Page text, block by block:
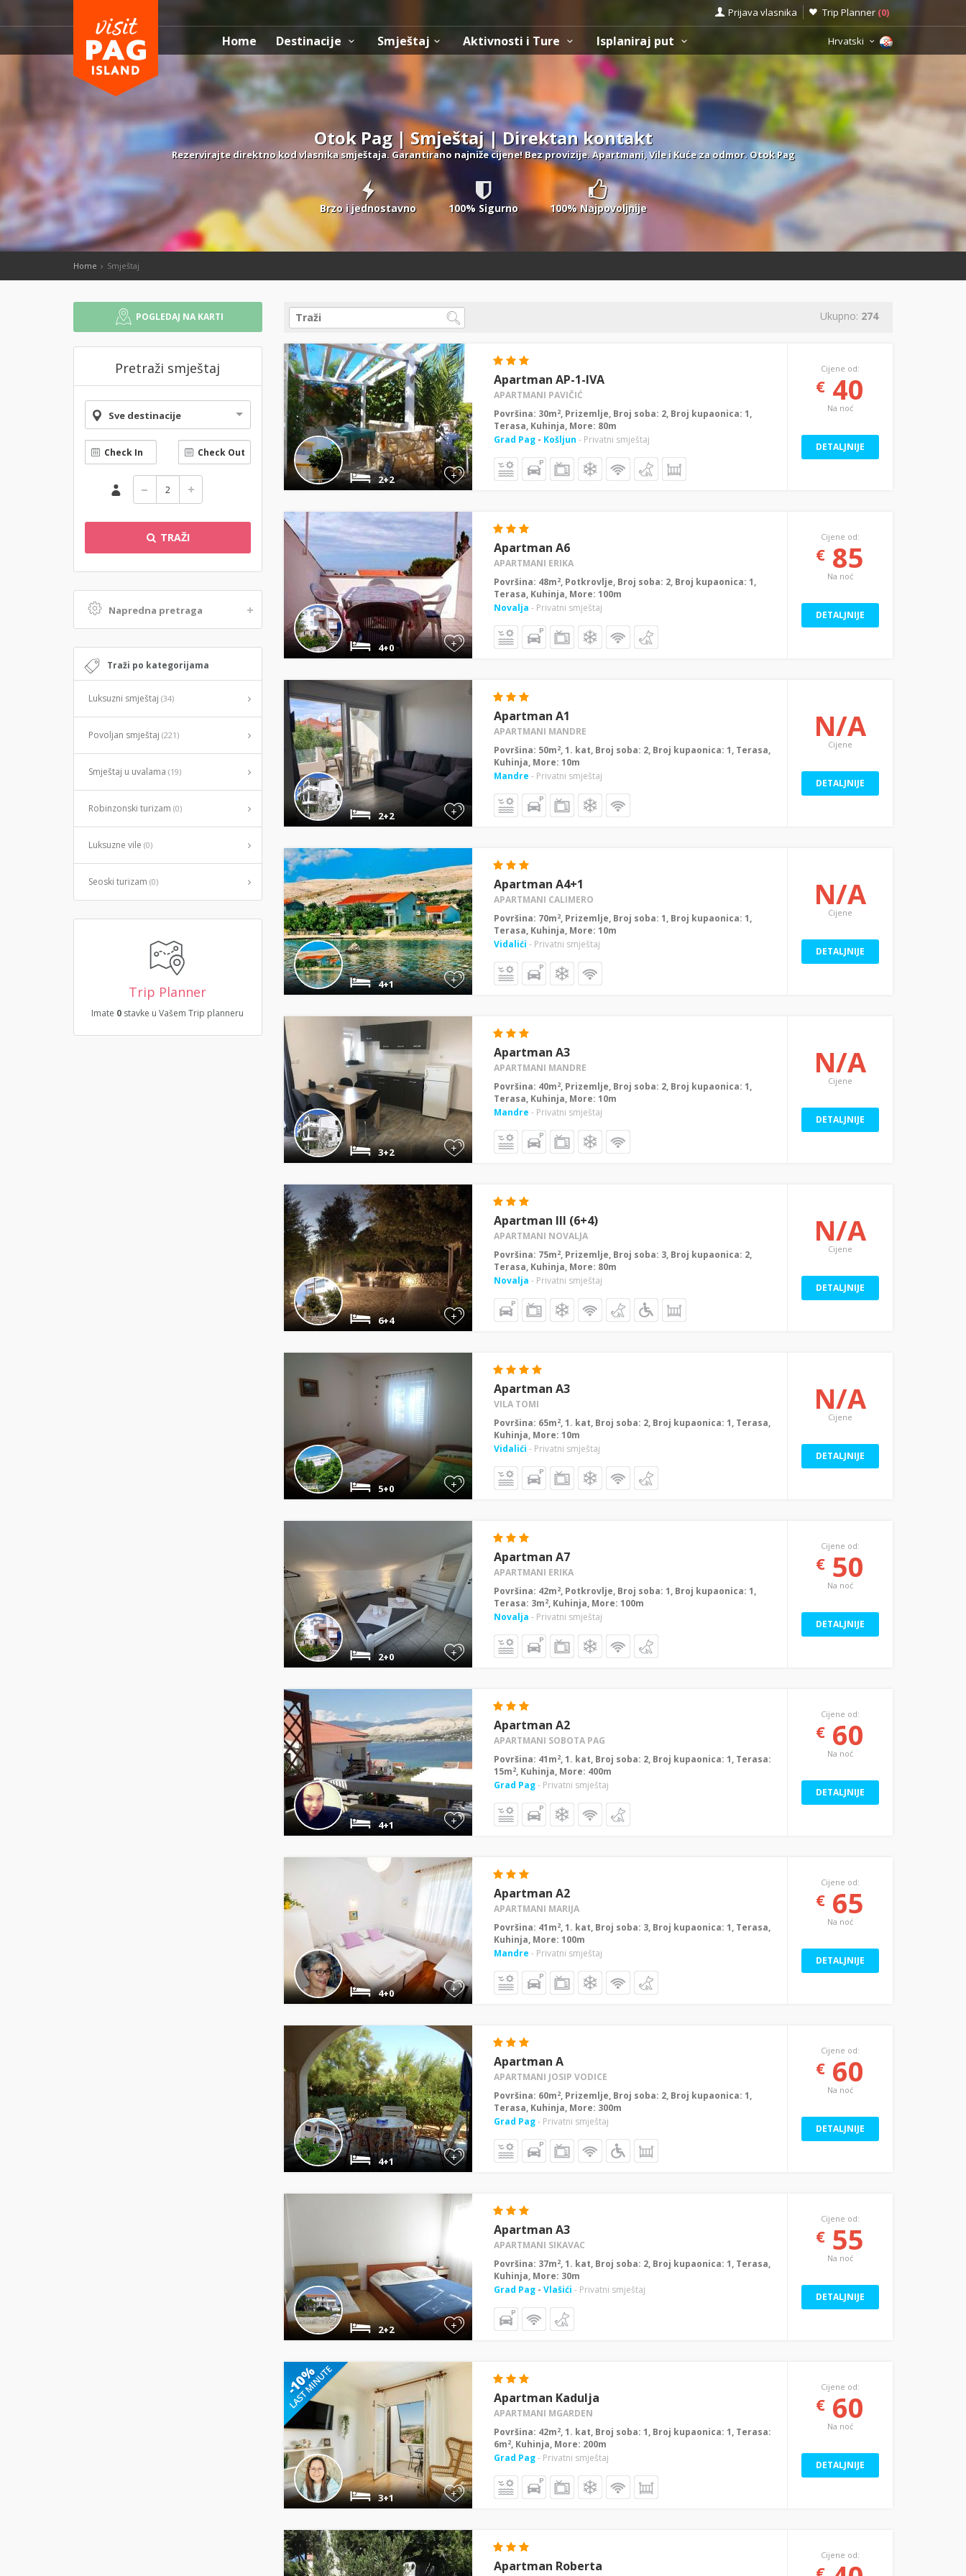
Prijava vlasnika Trip Planner (0)
Home Destinacije Smještaj Aktivnosti i Ture Isplaniraj put Hrvatski
Otok Pag | Smještaj | Direktan kontakt
Rezervirajte direktno kod vlasnika smještaja. Garantirano najniže cijene! Bez provizije. Apartmani, Vile i Kuće za odmor. Otok Pag
Brzo i jednostavno 100% Sigurno 100% Najpovoljnije
Home Smještaj
POGLEDAJ NA KARTI
Pretraži smještaj
Sve destinacije
TRAŽI
Napredna pretraga
Traži po kategorijama
Luksuzni smještaj (34)
Povoljan smještaj (221)
Smještaj u uvalama (19)
Robinzonski turizam (0)
Luksuzne vile (0)
Seoski turizam (0)
Trip Planner
Imate 0 stavke u Vašem Trip planneru
Ukupno: 274
+
2+2
Apartman AP-1-IVA
APARTMANI PAVIČIĆ
Površina: 30m2, Prizemlje, Broj soba: 2, Broj kupaonica: 1,
Terasa, Kuhinja, More: 80m
Grad Pag - Košljun - Privatni smještaj
Cijene od:
€ 40
Na noć
DETALJNIJE
+
4+0
Apartman A6
APARTMANI ERIKA
Površina: 48m2, Potkrovlje, Broj soba: 2, Broj kupaonica: 1,
Terasa, Kuhinja, More: 100m
Novalja - Privatni smještaj
Cijene od:
€ 85
Na noć
DETALJNIJE
+
2+2
Apartman A1
APARTMANI MANDRE
Površina: 50m2, 1. kat, Broj soba: 2, Broj kupaonica: 1, Terasa,
Kuhinja, More: 10m
Mandre - Privatni smještaj
N/A
Cijene
DETALJNIJE
+
4+1
Apartman A4+1
APARTMANI CALIMERO
Površina: 70m2, Prizemlje, Broj soba: 1, Broj kupaonica: 1,
Terasa, Kuhinja, More: 10m
Vidalići - Privatni smještaj
N/A
Cijene
DETALJNIJE
+
3+2
Apartman A3
APARTMANI MANDRE
Površina: 40m2, Prizemlje, Broj soba: 2, Broj kupaonica: 1,
Terasa, Kuhinja, More: 10m
Mandre - Privatni smještaj
N/A
Cijene
DETALJNIJE
+
6+4
Apartman III (6+4)
APARTMANI NOVALJA
Površina: 75m2, Prizemlje, Broj soba: 3, Broj kupaonica: 2,
Terasa, Kuhinja, More: 80m
Novalja - Privatni smještaj
N/A
Cijene
DETALJNIJE
+
5+0
Apartman A3
VILA TOMI
Površina: 65m2, 1. kat, Broj soba: 2, Broj kupaonica: 1, Terasa,
Kuhinja, More: 10m
Vidalići - Privatni smještaj
N/A
Cijene
DETALJNIJE
+
2+0
Apartman A7
APARTMANI ERIKA
Površina: 42m2, Potkrovlje, Broj soba: 1, Broj kupaonica: 1,
Terasa: 3m2, Kuhinja, More: 100m
Novalja - Privatni smještaj
Cijene od:
€ 50
Na noć
DETALJNIJE
+
4+1
Apartman A2
APARTMANI SOBOTA PAG
Površina: 41m2, 1. kat, Broj soba: 2, Broj kupaonica: 1, Terasa:
15m2, Kuhinja, More: 400m
Grad Pag- Privatni smještaj
Cijene od:
€ 60
Na noć
DETALJNIJE
+
4+0
Apartman A2
APARTMANI MARIJA
Površina: 41m2, 1. kat, Broj soba: 3, Broj kupaonica: 1, Terasa,
Kuhinja, More: 100m
Mandre - Privatni smještaj
Cijene od:
€ 65
Na noć
DETALJNIJE
+
4+1
Apartman A
APARTMANI JOSIP VODICE
Površina: 60m2, Prizemlje, Broj soba: 2, Broj kupaonica: 1,
Terasa, Kuhinja, More: 300m
Grad Pag- Privatni smještaj
Cijene od:
€ 60
Na noć
DETALJNIJE
+
2+2
Apartman A3
APARTMANI SIKAVAC
Površina: 37m2, 1. kat, Broj soba: 2, Broj kupaonica: 1, Terasa,
Kuhinja, More: 30m
Grad Pag - Vlašići - Privatni smještaj
Cijene od:
€ 55
Na noć
DETALJNIJE
+
3+1
Apartman Kadulja
APARTMANI MGARDEN
Površina: 42m2, 1. kat, Broj soba: 1, Broj kupaonica: 1, Terasa:
6m2, Kuhinja, More: 200m
Grad Pag- Privatni smještaj
Cijene od:
€ 60
Na noć
DETALJNIJE
Apartman Roberta
Cijene od: